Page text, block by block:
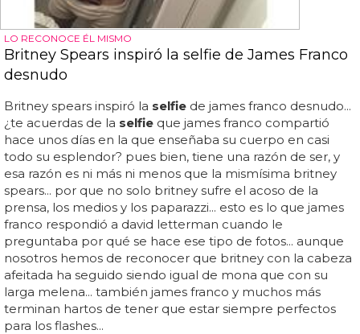
LO RECONOCE ÉL MISMO
Britney Spears inspiró la selfie de James Franco
desnudo
Britney spears inspiró la selfie de james franco desnudo...
¿te acuerdas de la selfie que james franco compartió
hace unos días en la que enseñaba su cuerpo en casi
todo su esplendor? pues bien, tiene una razón de ser, y
esa razón es ni más ni menos que la mismísima britney
spears... por que no solo britney sufre el acoso de la
prensa, los medios y los paparazzi... esto es lo que james
franco respondió a david letterman cuando le
preguntaba por qué se hace ese tipo de fotos... aunque
nosotros hemos de reconocer que britney con la cabeza
afeitada ha seguido siendo igual de mona que con su
larga melena... también james franco y muchos más
terminan hartos de tener que estar siempre perfectos
para los flashes...